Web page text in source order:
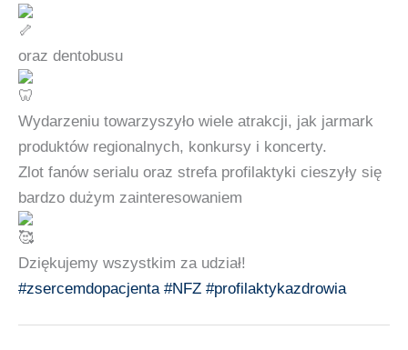
oraz dentobusu
Wydarzeniu towarzyszyło wiele atrakcji, jak jarmark
produktów regionalnych, konkursy i koncerty.
Zlot fanów serialu oraz strefa profilaktyki cieszyły się
bardzo dużym zainteresowaniem
Dziękujemy wszystkim za udział!
#zsercemdopacjenta #NFZ #profilaktykazdrowia